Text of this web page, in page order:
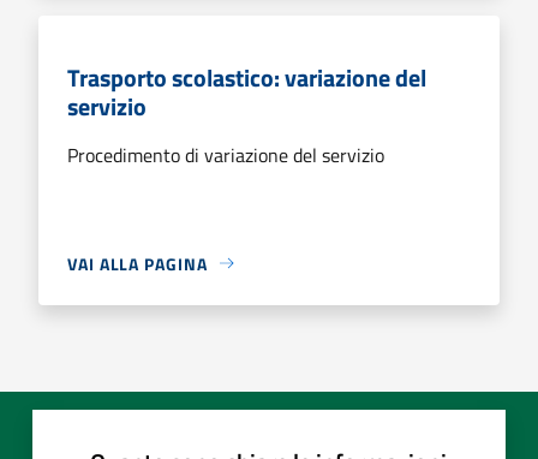
Trasporto scolastico: variazione del
servizio
Procedimento di variazione del servizio
VAI ALLA PAGINA